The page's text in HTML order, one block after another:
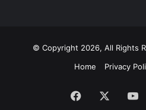
© Copyright 2026, All Rights
Home
Privacy
Facebook